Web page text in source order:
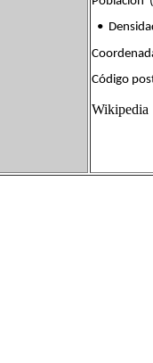
•
Código
Wikipedia